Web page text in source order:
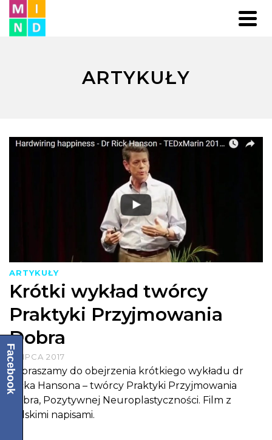
ARTYKUŁY
ARTYKUŁY
Krótki wykład twórcy
Praktyki Przyjmowania
Dobra
8 LIPCA 2017
Zapraszamy do obejrzenia krótkiego wykładu dr
Ricka Hansona – twórcy Praktyki Przyjmowania
Dobra, Pozytywnej Neuroplastyczności. Film z
polskimi napisami.
Facebook